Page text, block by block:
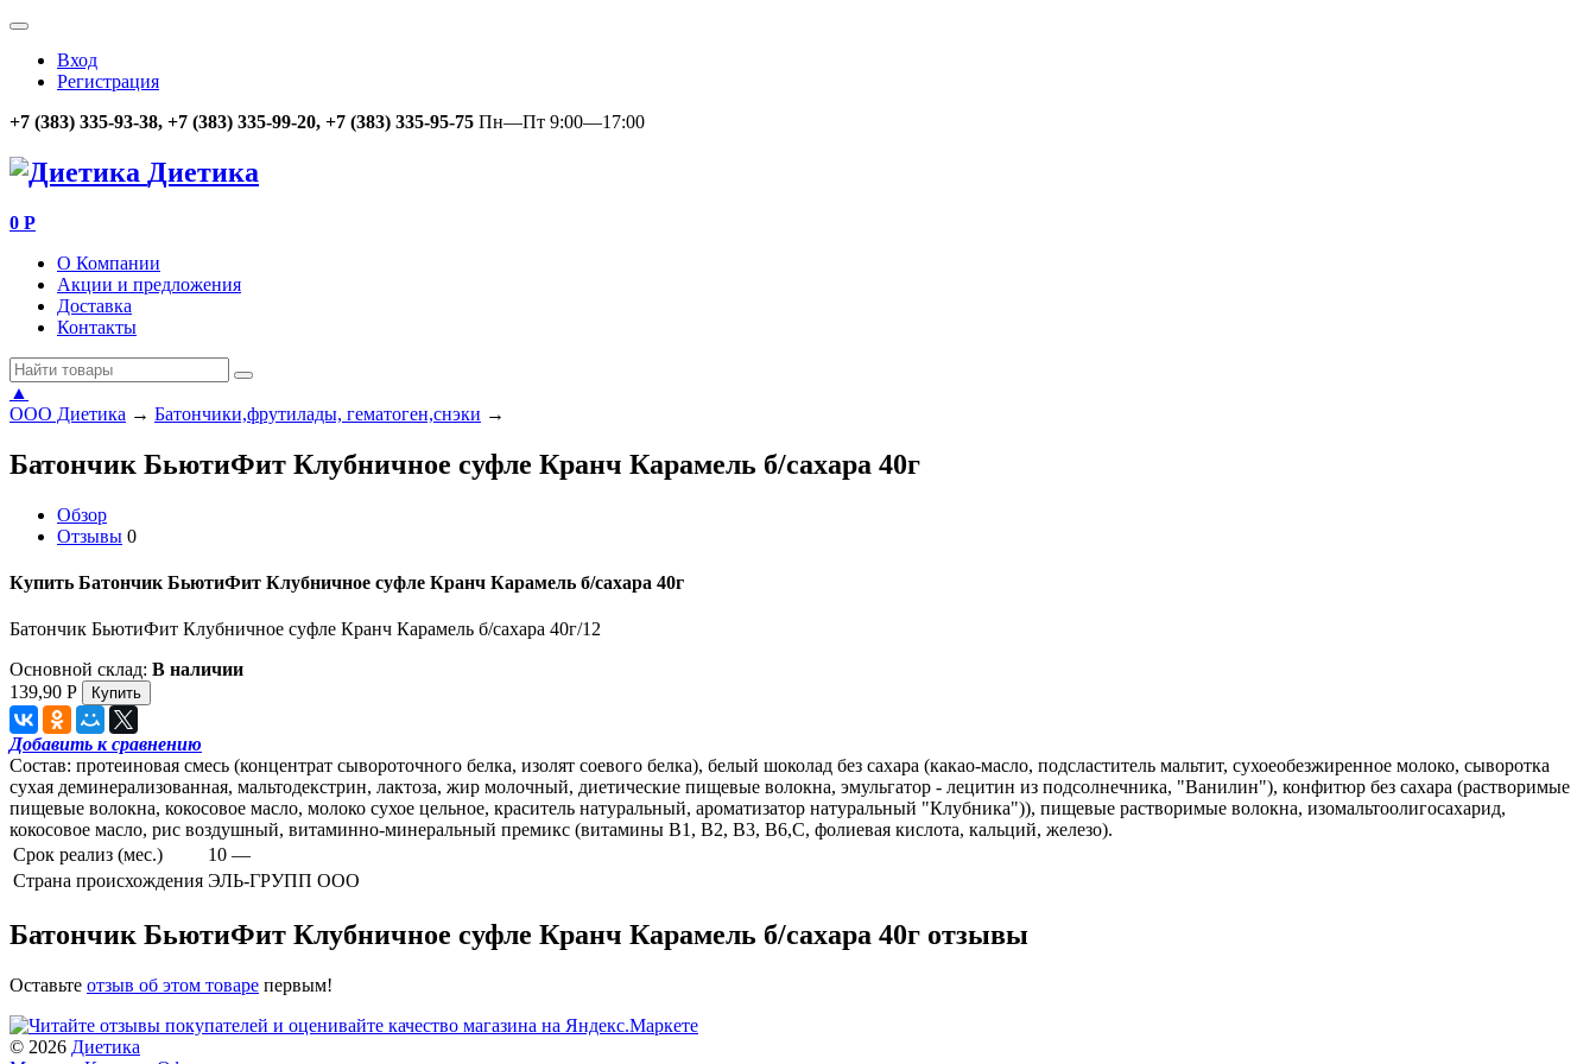
Вход
Регистрация
+7 (383) 335-93-38, +7 (383) 335-99-20, +7 (383) 335-95-75 Пн—Пт 9:00—17:00
Диетика
0 Р
О Компании
Акции и предложения
Доставка
Контакты
▲
ООО Диетика → Батончики,фрутилады, гематоген,снэки →
Батончик БьютиФит Клубничное суфле Кранч Карамель б/сахара 40г
Обзор
Отзывы 0
Купить Батончик БьютиФит Клубничное суфле Кранч Карамель б/сахара 40г
Батончик БьютиФит Клубничное суфле Кранч Карамель б/сахара 40г/12
Основной склад: В наличии
139,90 Р
Добавить к сравнению
Состав: протеиновая смесь (концентрат сывороточного белка, изолят соевого белка), белый шоколад без сахара (какао-масло, подсластитель мальтит, сухоеобезжиренное молоко, сыворотка
сухая деминерализованная, мальтодекстрин, лактоза, жир молочный, диетические пищевые волокна, эмульгатор - лецитин из подсолнечника, "Ванилин"), конфитюр без сахара (растворимые
пищевые волокна, кокосовое масло, молоко сухое цельное, краситель натуральный, ароматизатор натуральный "Клубника")), пищевые растворимые волокна, изомальтоолигосахарид,
кокосовое масло, рис воздушный, витаминно-минеральный премикс (витамины В1, В2, В3, В6,С, фолиевая кислота, кальций, железо).
Срок реализ (мес.)
10 —
Страна происхождения ЭЛЬ-ГРУПП ООО
Батончик БьютиФит Клубничное суфле Кранч Карамель б/сахара 40г отзывы
Оставьте отзыв об этом товаре первым!
© 2026 Диетика